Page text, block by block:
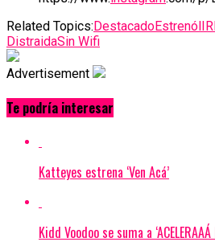
Related Topics:DestacadoEstrenó
DistraidaSin Wifi
Advertisement
Te podría interesar
Katteyes estrena ‘Ven Acá’
Kidd Voodoo se suma a ‘ACELERAAÁ